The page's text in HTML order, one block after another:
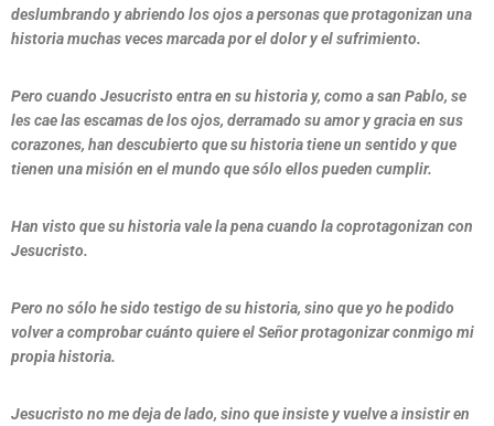
deslumbrando y abriendo los ojos a personas que protagonizan una
historia muchas veces marcada por el dolor y el sufrimiento.
Pero cuando Jesucristo entra en su historia y, como a san Pablo, se
les cae las escamas de los ojos, derramado su amor y gracia en sus
corazones, han descubierto que su historia tiene un sentido y que
tienen una misión en el mundo que sólo ellos pueden cumplir.
Han visto que su historia vale la pena cuando la coprotagonizan con
Jesucristo.
Pero no sólo he sido testigo de su historia, sino que yo he podido
volver a comprobar cuánto quiere el Señor protagonizar conmigo mi
propia historia.
Jesucristo no me deja de lado, sino que insiste y vuelve a insistir en